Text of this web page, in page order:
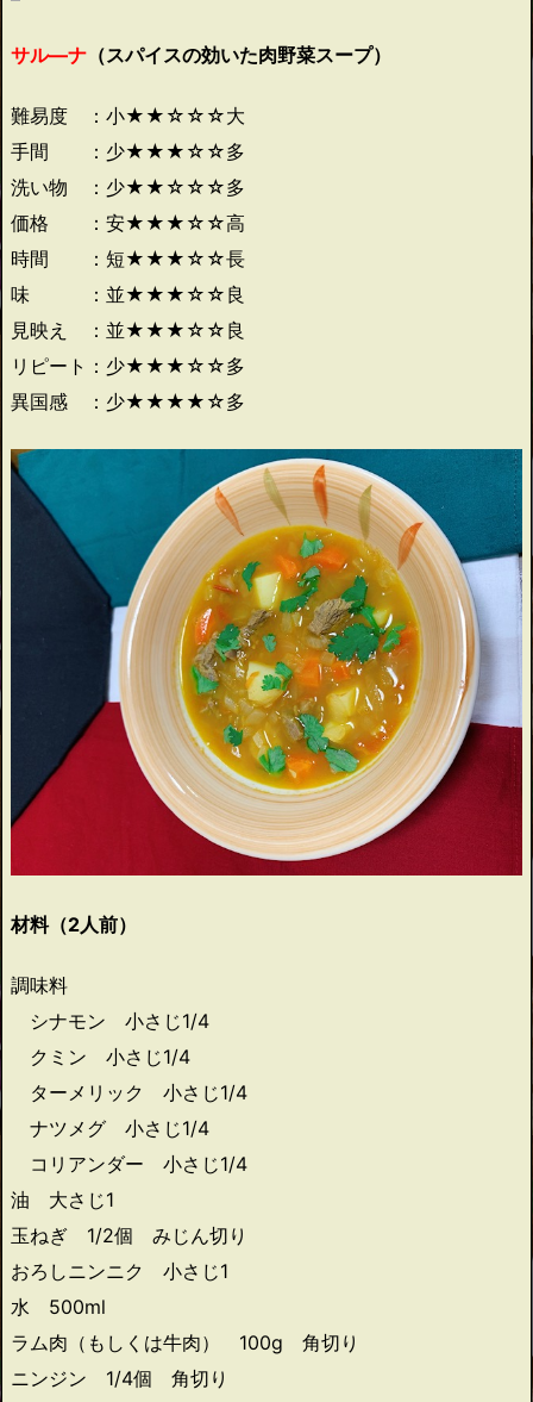
サル―ナ （スパイスの効いた肉野菜スープ）
難易度 ：小★★☆☆☆大
手間 ：少★★★☆☆多
洗い物 ：少★★☆☆☆多
価格 ：安★★★☆☆高
時間 ：短★★★☆☆長
味 ：並★★★☆☆良
見映え ：並★★★☆☆良
リピート：少★★★☆☆多
異国感 ：少★★★★☆多
材料（2人前）
調味料
シナモン 小さじ1/4
クミン 小さじ1/4
ターメリック 小さじ1/4
ナツメグ 小さじ1/4
コリアンダー 小さじ1/4
油 大さじ1
玉ねぎ 1/2個 みじん切り
おろしニンニク 小さじ1
水 500ml
ラム肉（もしくは牛肉） 100g 角切り
ニンジン 1/4個 角切り